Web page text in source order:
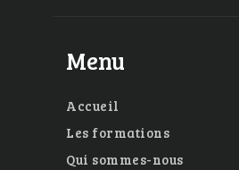
Menu
Accueil
Les formations
Qui sommes-nous